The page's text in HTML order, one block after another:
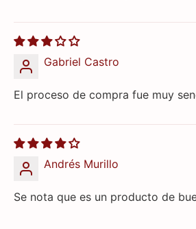
Gabriel Castro
El proceso de compra fue muy
Andrés Murillo
Se nota que es un producto de